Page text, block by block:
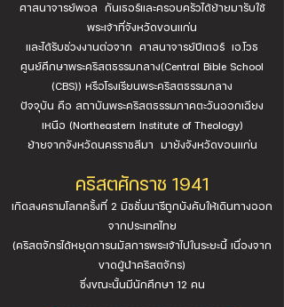
ศาสนาจารย์พอล กันเธอร์และครอบครัวได้ย้ายมารับใช้
พระเจ้าที่จังหวัดขอนแก่น
และได้รับช่วงงานต่อจาก ศาสนาจารย์ปีเตอร์ เอ.โวธ
ศูนย์ศึกษาพระคริสตธรรมกลาง(Central Bible School
(CBS)) หรือโรงเรียนพระคริสตธรรมกลาง
ปัจจุบัน คือ สถาบันพระคริสตธรรมภาคตะวันออกเฉียง
เหนือ (Northeastern Institute of Theology)
ย้ายจากจังหวัดนครราชสีมา มายังจังหวัดขอนแก่น
คริสตศักราช 1941
เกิดสงครามโลกครั้งที่ 2 มิชชั่นนารีถูกบังคับให้เดินทางออก
จากประเทศไทย
(คริสตจักรได้หยุดการนมัสการพระเจ้าไปในระยะนี้ เนื่องจาก
ขาดผู้นำคริสตจักร)
ซึ่งขณะนั้นมีนักศึกษา 12 คน